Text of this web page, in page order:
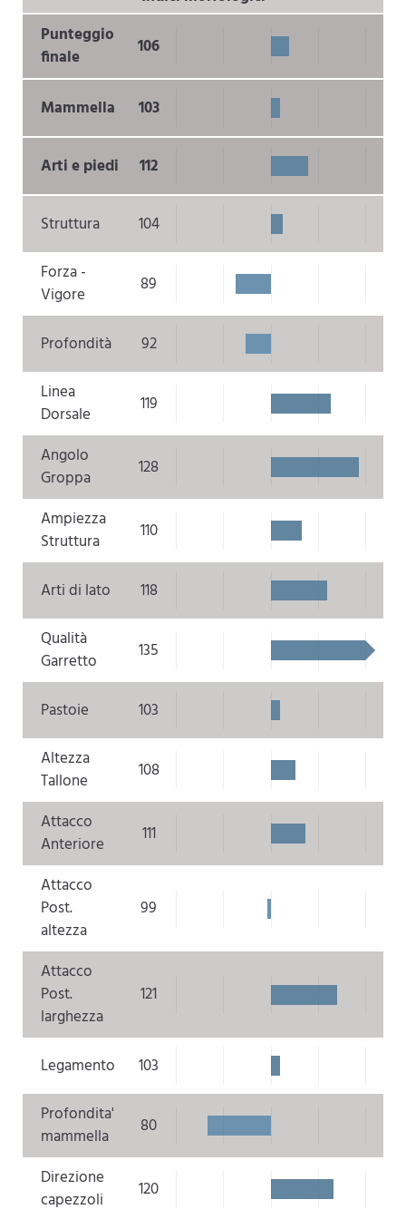
Punteggio
finale
106
Mammella 103
Arti e piedi 112
Struttura
104
Forza -
Vigore
89
Profondità
92
Linea
Dorsale
119
Angolo
Groppa
128
Ampiezza
Struttura
110
Arti di lato
118
Qualità
Garretto
135
Pastoie
103
Altezza
Tallone
108
Attacco
Anteriore
111
Attacco
Post.
altezza
99
Attacco
Post.
larghezza
121
Legamento
103
Profondita'
mammella
80
Direzione
capezzoli
120